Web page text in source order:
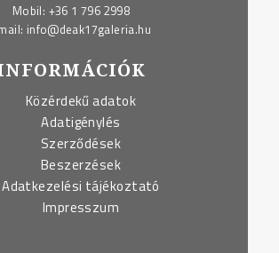
Mobil: +36 1 796 2998
info@deak17galeria.hu
Közérdekű adatok
Adatigénylés
Szerződések
Beszerzések
Adatkezelési tájékoztató
Impresszum